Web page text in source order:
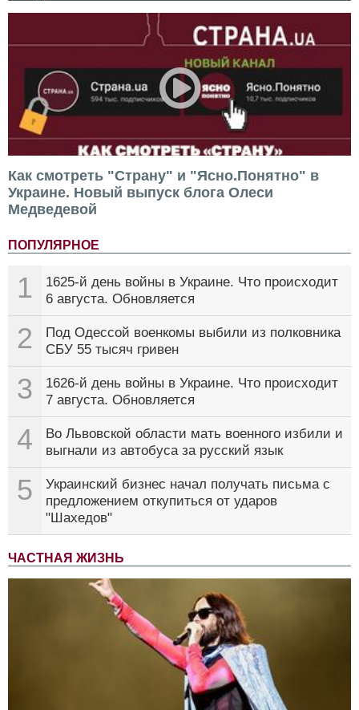
Как смотреть "Страну" и "Ясно.Понятно" в
Украине. Новый выпуск блога Олеси
Медведевой
ПОПУЛЯРНОЕ
1
1625-й день войны в Украине. Что происходит
6 августа. Обновляется
2
Под Одессой военкомы выбили из полковника
СБУ 55 тысяч гривен
3
1626-й день войны в Украине. Что происходит
7 августа. Обновляется
4
Во Львовской области мать военного избили и
выгнали из автобуса за русский язык
5
Украинский бизнес начал получать письма с
предложением откупиться от ударов
"Шахедов"
ЧАСТНАЯ ЖИЗНЬ